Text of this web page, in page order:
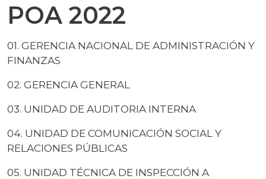
POA 2022
01. GERENCIA NACIONAL DE ADMINISTRACIÓN Y
FINANZAS
02. GERENCIA GENERAL
03. UNIDAD DE AUDITORIA INTERNA
04. UNIDAD DE COMUNICACIÓN SOCIAL Y
RELACIONES PÚBLICAS
05. UNIDAD TÉCNICA DE INSPECCIÓN A